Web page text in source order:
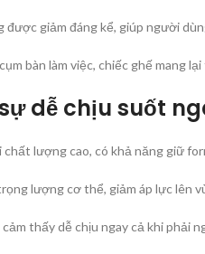
giảm đáng kể, giúp người
bàn làm việc, chiếc ghế mang
dễ chịu suốt
lượng cao, có khả năng giữ
lượng cơ thể, giảm áp lực lên
thấy dễ chịu ngay cả khi phải